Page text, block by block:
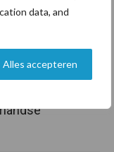
data, and
Alles accepteren
en